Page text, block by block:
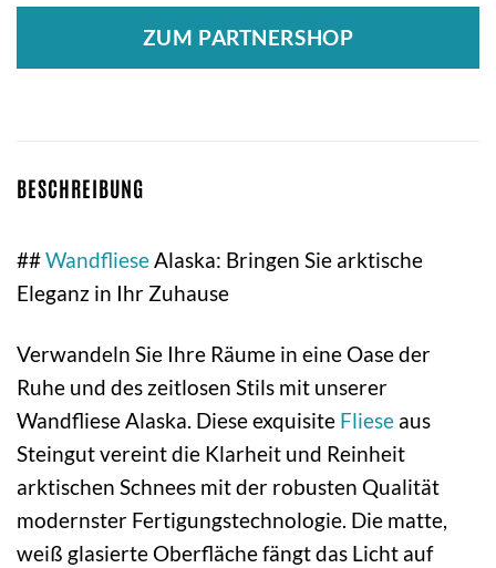
ZUM PARTNERSHOP
BESCHREIBUNG
##Wandfliese Alaska: Bringen Sie arktische
Eleganz in Ihr Zuhause
Verwandeln Sie Ihre Räume in eine Oase der
Ruhe und des zeitlosen Stils mit unserer
Wandfliese Alaska. Diese exquisite Fliese aus
Steingut vereint die Klarheit und Reinheit
arktischen Schnees mit der robusten Qualität
modernster Fertigungstechnologie. Die matte,
weiß glasierte Oberfläche fängt das Licht auf